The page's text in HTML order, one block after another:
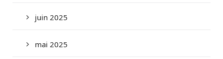
juin 2025
mai 2025